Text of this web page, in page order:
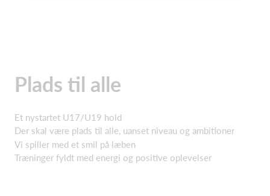
Plads til alle
Et nystartet U17/U19 hold
Der skal være plads til alle, uanset niveau og ambitioner
Vi spiller med et smil på læben
Træninger fyldt med energi og positive oplevelser